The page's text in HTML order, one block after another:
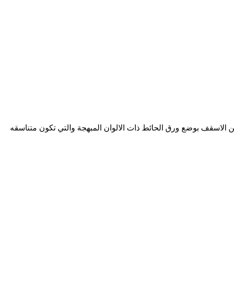
بوضع ورق الحائط ذات الالوان المبهجة والتي تكون متناسقه